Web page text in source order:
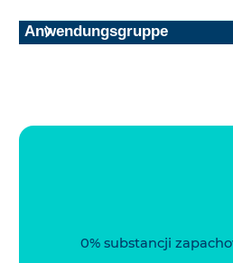
Anwendungsgruppe
0% substancji